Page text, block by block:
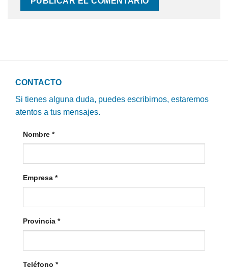
CONTACTO
Si tienes alguna duda, puedes escribirnos, estaremos
atentos a tus mensajes.
Nombre *
Empresa *
Provincia *
Teléfono *